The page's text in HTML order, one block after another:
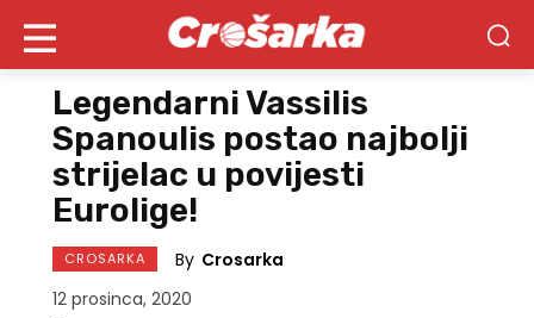
Legendarni Vassilis
Spanoulis postao najbolji
strijelac u povijesti
Eurolige!
CROSARKA By Crosarka
12 prosinca, 2020